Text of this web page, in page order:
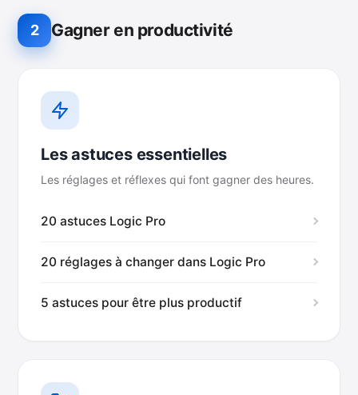
2 Gagner en productivité
Les astuces essentielles
Les réglages et réflexes qui font gagner des heures.
20 astuces Logic Pro
20 réglages à changer dans Logic Pro
5 astuces pour être plus productif